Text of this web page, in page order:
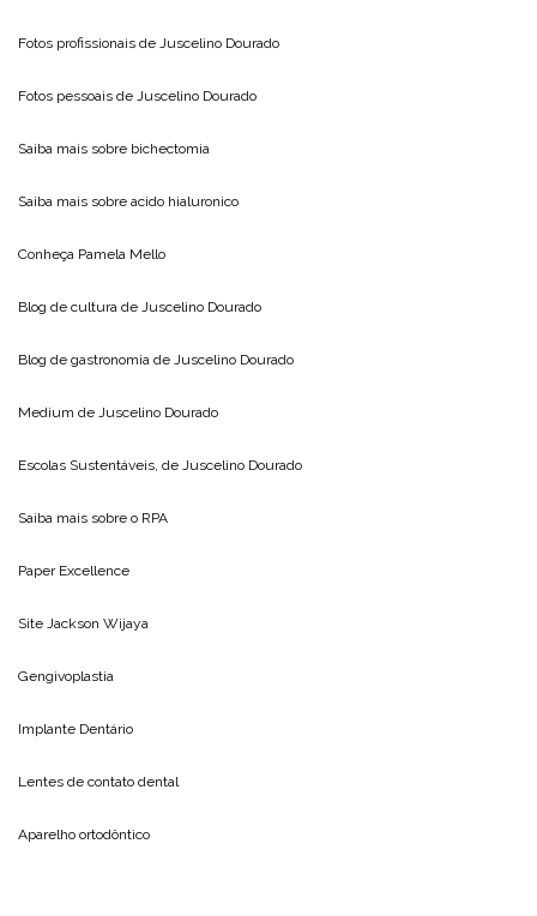
Fotos profissionais de Juscelino Dourado
Fotos pessoais de Juscelino Dourado
Saiba mais sobre bichectomia
Saiba mais sobre acido hialuronico
Conheça Pamela Mello
Blog de cultura de Juscelino Dourado
Blog de gastronomia de Juscelino Dourado
Medium de Juscelino Dourado
Escolas Sustentáveis, de Juscelino Dourado
Saiba mais sobre o RPA
Paper Excellence
Site Jackson Wijaya
Gengivoplastia
Implante Dentário
Lentes de contato dental
Aparelho ortodôntico